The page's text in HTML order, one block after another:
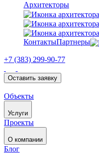
Архитекторы
КонтактыПартнеры
+7 (383) 299-90-77
Оставить заявку
Объекты
Услуги
Проекты
О компании
Блог